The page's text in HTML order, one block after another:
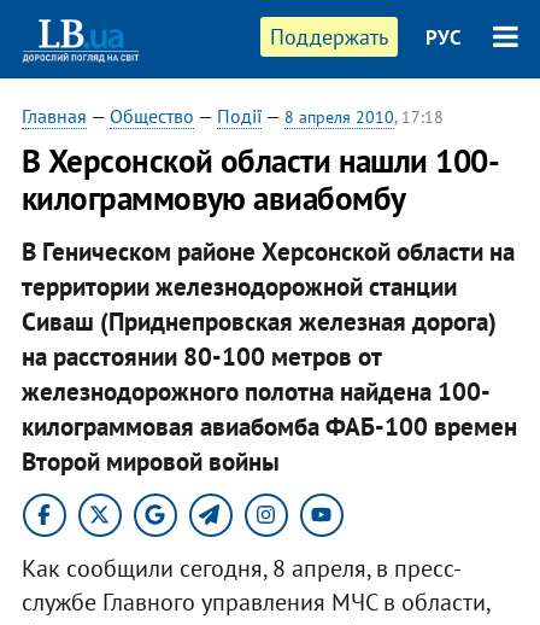
Поддержать РУС
Главная — Общество — Події— 8 апреля 2010, 17:18
В Херсонской области нашли 100-
килограммовую авиабомбу
В Геническом районе Херсонской области на
территории железнодорожной станции
Сиваш (Приднепровская железная дорога)
на расстоянии 80-100 метров от
железнодорожного полотна найдена 100-
килограммовая авиабомба ФАБ-100 времен
Второй мировой войны
Как сообщили сегодня, 8 апреля, в пресс-
службе Главного управления МЧС в области,